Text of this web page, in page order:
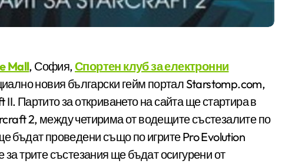
Mall, София,Спортен клуб за електронни
новия български гейм портал Starstomp.com,
II. Партито за откриването на сайта ще стартира в
2, между четирима от водещите състезалите по
бъдат проведени също по игрите Pro Evolution
трите състезания ще бъдат осигурени от